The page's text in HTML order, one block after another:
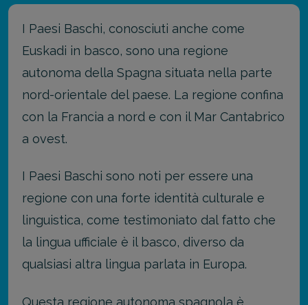
I Paesi Baschi, conosciuti anche come
Euskadi in basco, sono una regione
autonoma della Spagna situata nella parte
nord-orientale del paese. La regione confina
con la Francia a nord e con il Mar Cantabrico
a ovest.
I Paesi Baschi sono noti per essere una
regione con una forte identità culturale e
linguistica, come testimoniato dal fatto che
la lingua ufficiale è il basco, diverso da
qualsiasi altra lingua parlata in Europa.
Questa regione autonoma spagnola è